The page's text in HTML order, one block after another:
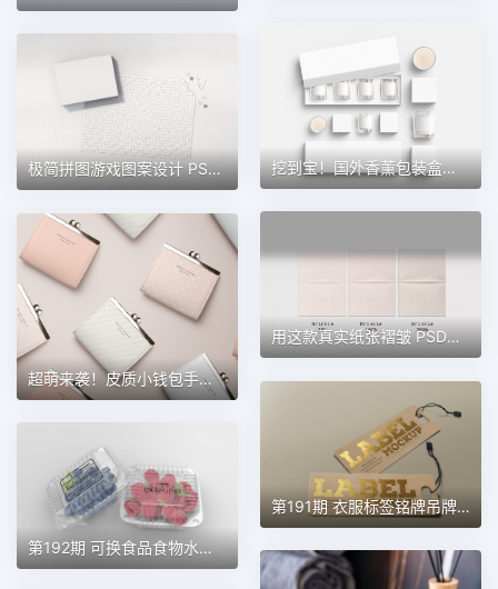
极简拼图游戏图案设计 PSD 纸盒包装样机套装素材 挖到宝！国外香薰包装盒与蜡烛精品 PSD 智能图层设计素材
超萌来袭！皮质小钱包手包效果图 PSD 智能贴图样机大分享
用这款真实纸张褶皱 PSD，轻松实现海报智能贴图与 VI 样机质感飞跃
第192期 可换食品食物水果的透明保鲜盒子塑料包装贴图样机
第191期 衣服标签铭牌吊牌纸感多种效果材质样机贴图